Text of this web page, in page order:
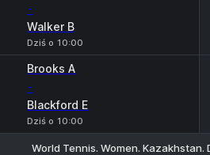
-
Walker B
Dziś o 10:00
Brooks A
-
Blackford E
Dziś o 10:00
World Tennis. Women. Kazakhstan.